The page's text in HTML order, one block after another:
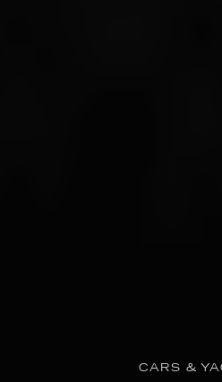
CARS &